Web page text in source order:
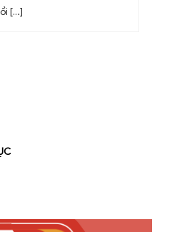
bảo hiểm xã hội (BHXH) theo
MỤC